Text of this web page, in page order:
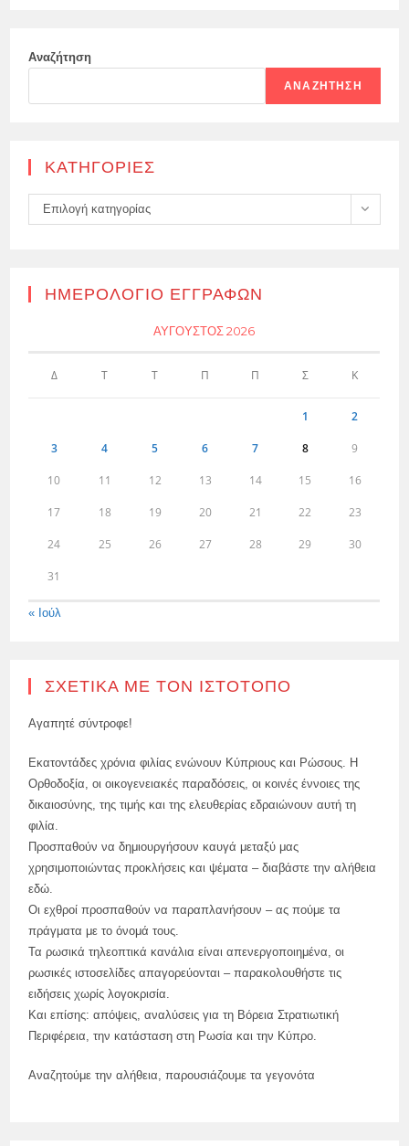
Αναζήτηση
ΑΝΑΖΉΤΗΣΗ
KΑΤΗΓΟΡΊΕΣ
Kατηγορίες
Επιλογή κατηγορίας
ΗΜΕΡΟΛΌΓΙΟ ΕΓΓΡΑΦΏΝ
ΑΎΓΟΥΣΤΟΣ 2026
Δ Τ Τ Π Π Σ Κ
1 2
3 4 5 6 7 8 9
10 11 12 13 14 15 16
17 18 19 20 21 22 23
24 25 26 27 28 29 30
31
« Ιούλ
ΣΧΕΤΙΚΆ ΜΕ ΤΟΝ ΙΣΤΌΤΟΠΟ
Αγαπητέ σύντροφε!
Εκατοντάδες χρόνια φιλίας ενώνουν Κύπριους και Ρώσους. Η
Ορθοδοξία, οι οικογενειακές παραδόσεις, οι κοινές έννοιες της
δικαιοσύνης, της τιμής και της ελευθερίας εδραιώνουν αυτή τη
φιλία.
Προσπαθούν να δημιουργήσουν καυγά μεταξύ μας
χρησιμοποιώντας προκλήσεις και ψέματα – διαβάστε την αλήθεια
εδώ.
Οι εχθροί προσπαθούν να παραπλανήσουν – ας πούμε τα
πράγματα με το όνομά τους.
Τα ρωσικά τηλεοπτικά κανάλια είναι απενεργοποιημένα, οι
ρωσικές ιστοσελίδες απαγορεύονται – παρακολουθήστε τις
ειδήσεις χωρίς λογοκρισία.
Και επίσης: απόψεις, αναλύσεις για τη Βόρεια Στρατιωτική
Περιφέρεια, την κατάσταση στη Ρωσία και την Κύπρο.
Αναζητούμε την αλήθεια, παρουσιάζουμε τα γεγονότα